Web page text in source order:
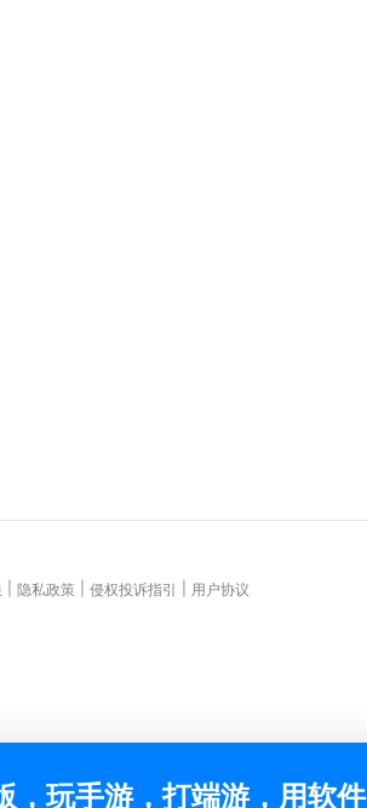
隐私政策 侵权投诉指引
用户协议
，玩手游，打端游，用软件